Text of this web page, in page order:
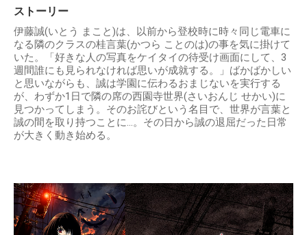
ストーリー
伊藤誠(いとう まこと)は、以前から登校時に時々同じ電車に
なる隣のクラスの桂言葉(かつら ことのは)の事を気に掛けて
いた。「好きな人の写真をケイタイの待受け画面にして、3
週間誰にも見られなければ思いが成就する。」ばかばかしい
と思いながらも、誠は学園に伝わるおまじないを実行する
が、わずか1日で隣の席の西園寺世界(さいおんじ せかい)に
見つかってしまう。そのお詫びという名目で、世界が言葉と
誠の間を取り持つことに…。その日から誠の退屈だった日常
が大きく動き始める。